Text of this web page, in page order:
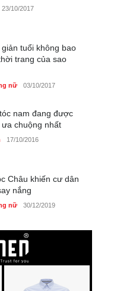
giữ gìn vóc dáng
viên Khánh Huyền
thời trang của
Hà ?
nữ 21/10/2025
23/10/2017
giản tuổi không bao
trang của sao
nữ 03/10/2017
nam đang được
chuộng nhất
17/10/2016
Châu khiến cư dân
nắng
nữ 30/12/2019